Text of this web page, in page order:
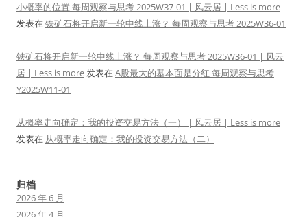
小概率的位置 每周观察与思考 2025W37-01 | 风云居 | Less is more
发表在铁矿石将开启新一轮中线上涨？ 每周观察与思考 2025W36-01
铁矿石将开启新一轮中线上涨？ 每周观察与思考 2025W36-01 | 风云
居 | Less is more发表在A股最大的基本面是分红 每周观察与思考
Y2025W11-01
从概率走向确定：我的投资交易方法（一） | 风云居 | Less is more
发表在 从概率走向确定：我的投资交易方法（二）
归档
2026 年 6 月
2026 年 4 月